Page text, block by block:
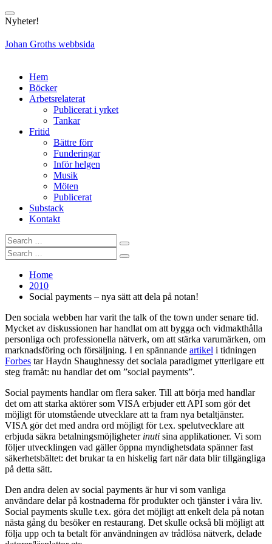
to
Nyheter!
Johan Groths webbsida
Hem
Böcker
Arbetsrelaterat
Publicerat i yrket
Tankar
Fritid
Bättre förr
Funderingar
Inför helgen
Musik
Möten
Publicerat
Substack
Kontakt
Search
for:
Search
Search
for:
Search
Home
2010
Social payments – nya sätt att dela på notan!
Den sociala webben har varit the talk of the town under senare tid.
Mycket av diskussionen har handlat om att bygga och vidmakthålla
personliga och professionella nätverk, om att stärka varumärken, om
marknadsföring och försäljning. I en spännande artikel i tidningen
Forbes tar Haydn Shaughnessy det sociala paradigmet ytterligare ett
steg framåt: nu handlar det om ”social payments”.
Social payments handlar om flera saker. Till att börja med handlar
det om att starka aktörer som VISA erbjuder ett API som gör det
möjligt för utomstående utvecklare att ta fram nya betaltjänster.
VISA gör det med andra ord möjligt för t.ex. spelutvecklare att
erbjuda säkra betalningsmöjligheter inuti sina applikationer. Vi som
följer utvecklingen vad gäller öppna myndighetsdata spänner fast
säkerhetsbältet: det brukar ta en hiskelig fart när data blir tillgängliga
på detta sätt.
Den andra delen av social payments är hur vi som vanliga
användare delar på kostnaderna för produkter och tjänster i våra liv.
Social payments skulle t.ex. göra det möjligt att enkelt dela på notan
nästa gång du besöker en restaurang. Det skulle också bli möjligt att
följa upp och ta betalt för användningen av trådlösa nätverk, delade